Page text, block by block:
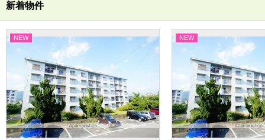
新着物件
NEW NEW